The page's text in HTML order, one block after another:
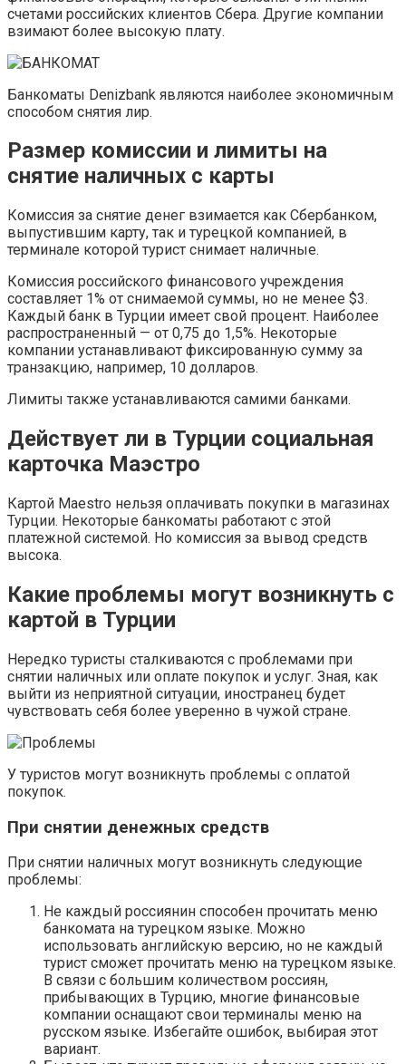
счетами российских клиентов Сбера. Другие компании
взимают более высокую плату.
Банкоматы Denizbank являются наиболее экономичным
способом снятия лир.
Размер комиссии и лимиты на
снятие наличных с карты
Комиссия за снятие денег взимается как Сбербанком,
выпустившим карту, так и турецкой компанией, в
терминале которой турист снимает наличные.
Комиссия российского финансового учреждения
составляет 1% от снимаемой суммы, но не менее $3.
Каждый банк в Турции имеет свой процент. Наиболее
распространенный — от 0,75 до 1,5%. Некоторые
компании устанавливают фиксированную сумму за
транзакцию, например, 10 долларов.
Лимиты также устанавливаются самими банками.
Действует ли в Турции социальная
карточка Маэстро
Картой Maestro нельзя оплачивать покупки в магазинах
Турции. Некоторые банкоматы работают с этой
платежной системой. Но комиссия за вывод средств
высока.
Какие проблемы могут возникнуть с
картой в Турции
Нередко туристы сталкиваются с проблемами при
снятии наличных или оплате покупок и услуг. Зная, как
выйти из неприятной ситуации, иностранец будет
чувствовать себя более уверенно в чужой стране.
У туристов могут возникнуть проблемы с оплатой
покупок.
При снятии денежных средств
При снятии наличных могут возникнуть следующие
проблемы:
Не каждый россиянин способен прочитать меню
банкомата на турецком языке. Можно
использовать английскую версию, но не каждый
турист сможет прочитать меню на турецком языке.
В связи с большим количеством россиян,
прибывающих в Турцию, многие финансовые
компании оснащают свои терминалы меню на
русском языке. Избегайте ошибок, выбирая этот
вариант.